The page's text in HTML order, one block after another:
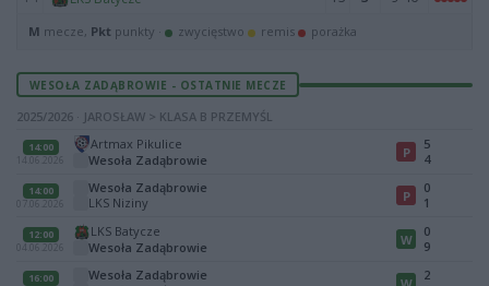
M mecze, Pkt punkty · zwycięstwo remis porażka
WESOŁA ZADĄBROWIE - OSTATNIE MECZE
2025/2026 · JAROSŁAW > KLASA B PRZEMYŚL
14:00
14.06.2026
Artmax Pikulice
Wesoła Zadąbrowie
P
5
4
14:00
07.06.2026
Wesoła Zadąbrowie
LKS Niziny
P
0
1
12:00
04.06.2026
LKS Batycze
Wesoła Zadąbrowie
W
0
9
16:00
Wesoła Zadąbrowie
W
2